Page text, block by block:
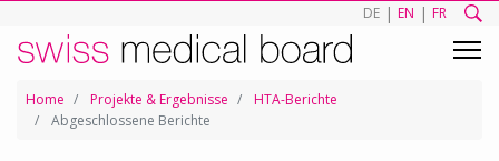
DE | EN | FR
Home Projekte & Ergebnisse
HTA-Berichte
Abgeschlossene Berichte